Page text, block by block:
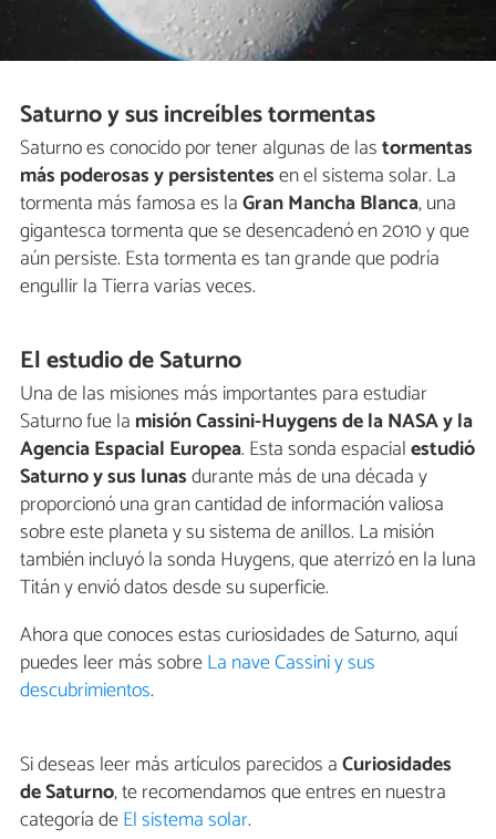
Saturno y sus increíbles tormentas
Saturno es conocido por tener algunas de lastormentas
más poderosas y persistentesen el sistema solar. La
tormenta más famosa es laGran Mancha Blanca, una
gigantesca tormenta que se desencadenó en 2010 y que
aún persiste. Esta tormenta es tan grande que podría
engullir la Tierra varias veces.
El estudio de Saturno
Una de las misiones más importantes para estudiar
Saturno fue la misión Cassini-Huygens de la NASA y la
Agencia Espacial Europea. Esta sonda espacialestudió
Saturno y sus lunasdurante más de una década y
proporcionó una gran cantidad de información valiosa
sobre este planeta y su sistema de anillos. La misión
también incluyó la sonda Huygens, que aterrizó en la luna
Titán y envió datos desde su superficie.
Ahora que conoces estas curiosidades de Saturno, aquí
puedes leer más sobreLa nave Cassini y sus
descubrimientos.
Si deseas leer más artículos parecidos aCuriosidades
de Saturno, te recomendamos que entres en nuestra
categoría deEl sistema solar.